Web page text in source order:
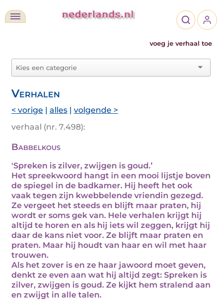
voeg je verhaal toe
Verhalen
< vorige | alles | volgende >
verhaal (nr. 7.498):
Babbelkous
'Spreken is zilver, zwijgen is goud.’
Het spreekwoord hangt in een mooi lijstje boven
de spiegel in de badkamer. Hij heeft het ook
vaak tegen zijn kwebbelende vriendin gezegd.
Ze vergeet het steeds en blijft maar praten, hij
wordt er soms gek van. Hele verhalen krijgt hij
altijd te horen en als hij iets wil zeggen, krijgt hij
daar de kans niet voor. Ze blijft maar praten en
praten. Maar hij houdt van haar en wil met haar
trouwen.
Als het zover is en ze haar jawoord moet geven,
denkt ze even aan wat hij altijd zegt: Spreken is
zilver, zwijgen is goud. Ze kijkt hem stralend aan
en zwijgt in alle talen.